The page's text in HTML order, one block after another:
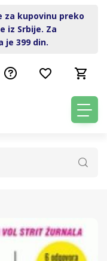
za kupovinu preko
iz Srbije. Za
je 399 din.